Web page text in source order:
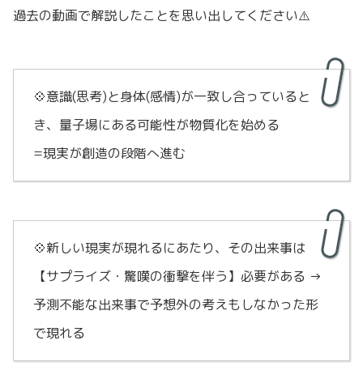
過去の動画で解説したことを思い出してください⚠️
💠意識(思考)と身体(感情)が一致し合っていると
き、量子場にある可能性が物質化を始める
=現実が創造の段階へ進む
💠新しい現実が現れるにあたり、その出来事は
【サプライズ・驚嘆の衝撃を伴う】必要がある →
予測不能な出来事で予想外の考えもしなかった形
で現れる